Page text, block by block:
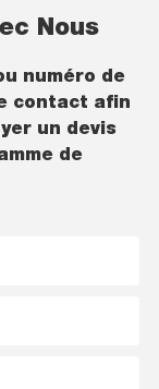
Nous
numéro de
contact afin
un devis
de